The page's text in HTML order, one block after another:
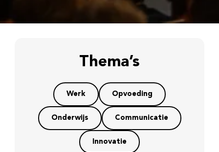
Thema’s
Werk Opvoeding
Onderwijs Communicatie
Innovatie